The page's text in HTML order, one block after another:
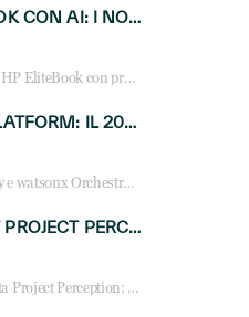
HP ELITEBOOK CON AI: I NOTEBOOK BUSINESS INTELLIGENTI CHE TRASFORMANO PRODUTTIVITÀ, SICUREZZA E LAVORO IBRIDO
Scopri la gamma HP EliteBook con processori Intel® Core™ Ultra e AMD Ryzen™ AI. Notebook business progettati per aumentare la produttività, migliorare la collaborazione e garantire sicurezza avanzata in ufficio e in mobilità.
AI AGENT PLATFORM: IL 2026 È L’ANNO DEL «SISTEMA OPERATIVO» PER GLI AGENTI AZIENDALI
Frontier, Foundry e watsonx Orchestrate: la guerra delle piattaforme AI agent ridisegna il mercato IT. Cosa cambia per reseller, MSP e system integrator.
MICROSOFT PROJECT PERCEPTION: COME GLI AGENTI AI CAMBIERANNO SOC, CYBERSECURITY E SERVIZI MSP
Microsoft presenta Project Perception: scopri come gli agenti AI possono trasformare cybersecurity, SOC e servizi gestiti degli MSP.